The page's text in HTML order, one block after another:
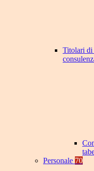
Titolari di
Personale 70